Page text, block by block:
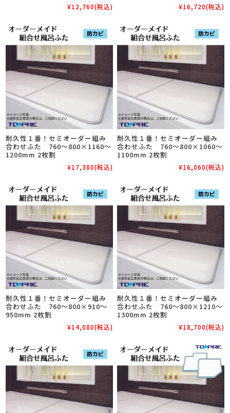
¥12,760(税込) ¥16,720(税込)
耐久性１番！セミオーダー組み
合わせふた 760～800×1160～
1200mm 2枚割
¥17,380(税込)
耐久性１番！セミオーダー組み
合わせふた 760～800×1060～
1100mm 2枚割
¥16,060(税込)
耐久性１番！セミオーダー組み
合わせふた 760～800×910～
950mm 2枚割
¥14,080(税込)
耐久性１番！セミオーダー組み
合わせふた 760～800×1210～
1300mm 2枚割
¥18,700(税込)